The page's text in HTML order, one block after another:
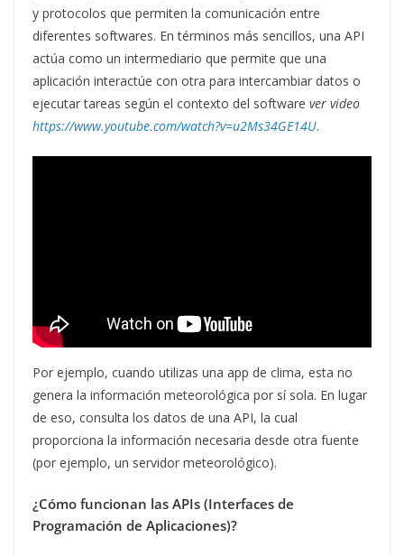
y protocolos que permiten la comunicación entre
diferentes softwares. En términos más sencillos, una API
actúa como un intermediario que permite que una
aplicación interactúe con otra para intercambiar datos o
ejecutar tareas según el contexto del software ver video
https://www.youtube.com/watch?v=u2Ms34GE14U.
Por ejemplo, cuando utilizas una app de clima, esta no
genera la información meteorológica por sí sola. En lugar
de eso, consulta los datos de una API, la cual
proporciona la información necesaria desde otra fuente
(por ejemplo, un servidor meteorológico).
¿Cómo funcionan las APIs (Interfaces de
Programación de Aplicaciones)?